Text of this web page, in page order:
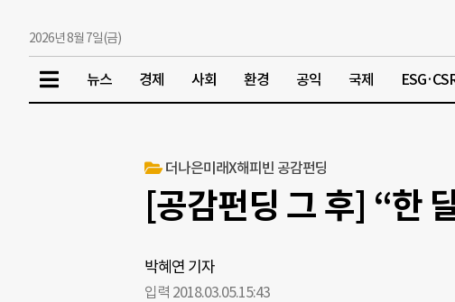
2026년 8월 7일(금)
뉴스 경제 사회 환경 공익 국제
더나은미래X해피빈 공감펀딩
[공감펀딩 그 후] “한
박혜연 기자
입력 2018.03.05.15:43